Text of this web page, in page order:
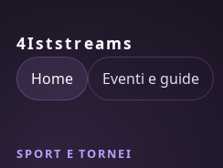
4Iststreams
Home Eventi e guide
SPORT E TORNEI